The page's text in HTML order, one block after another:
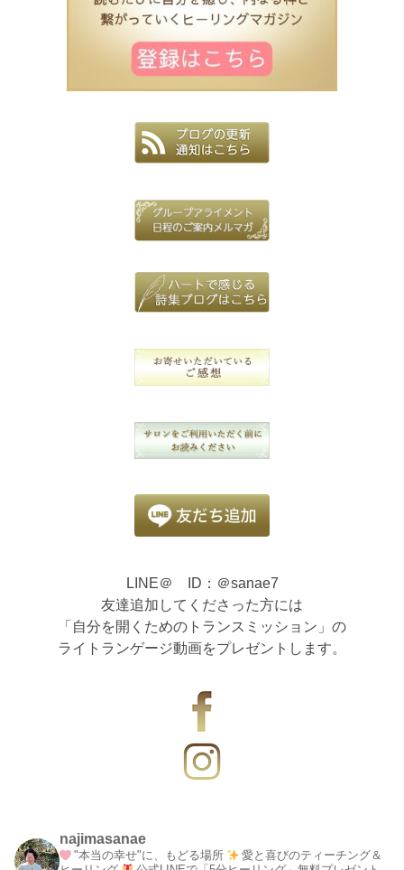
LINE＠ ID：＠sanae7
友達追加してくださった方には
「自分を開くためのトランスミッション」の
ライトランゲージ動画をプレゼントします。
najimasanae
"本当の幸せ"に、もどる場所
愛と喜びのティーチング＆